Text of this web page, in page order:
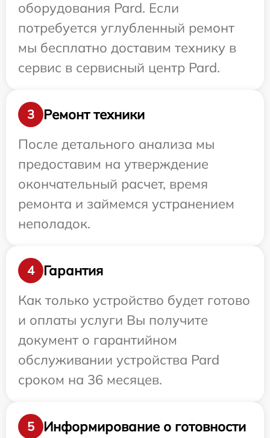
оборудования Pard. Если
потребуется углубленный ремонт
мы бесплатно доставим технику в
сервис в сервисный центр Pard.
3
Ремонт техники
После детального анализа мы
предоставим на утверждение
окончательный расчет, время
ремонта и займемся устранением
неполадок.
4
Гарантия
Как только устройство будет готово
и оплаты услуги Вы получите
документ о гарантийном
обслуживании устройства Pard
сроком на 36 месяцев.
5
Информирование о готовности